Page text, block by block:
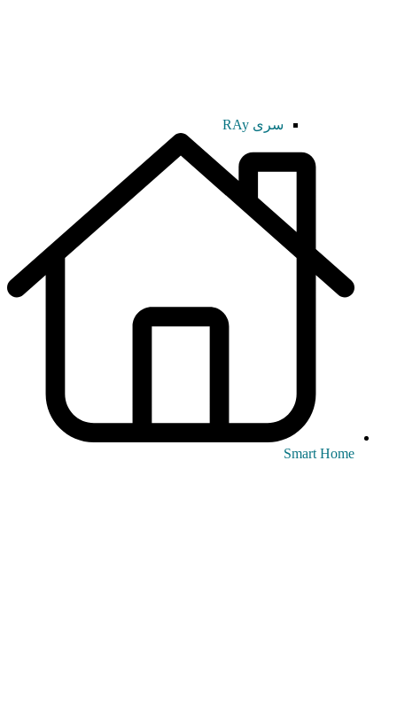
سری RAy
Smart Home